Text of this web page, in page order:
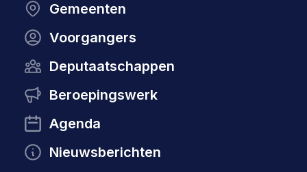
Gemeenten
Voorgangers
Deputaatschappen
Beroepingswerk
Agenda
Nieuwsberichten